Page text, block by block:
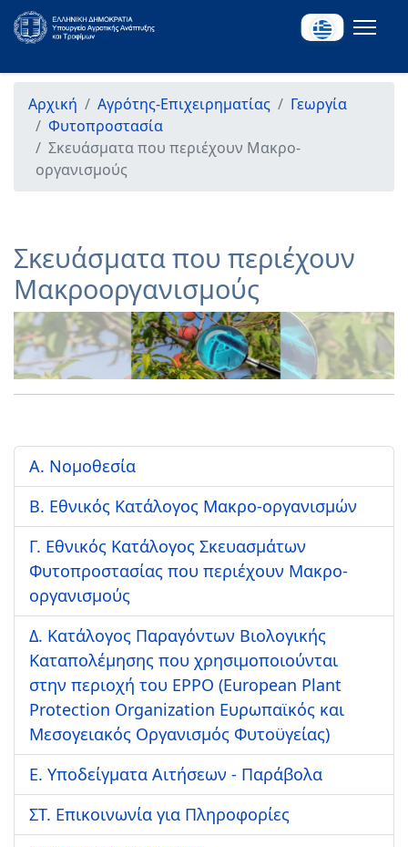
Αρχική Αγρότης-Επιχειρηματίας
Γεωργία
Φυτοπροστασία
Σκευάσματα που περιέχουν Μακρο-
οργανισμούς
Σκευάσματα που περιέχουν
Μακροοργανισμούς
Α. Νομοθεσία
Β. Εθνικός Κατάλογος Μακρο-οργανισμών
Γ. Εθνικός Κατάλογος Σκευασμάτων
Φυτοπροστασίας που περιέχουν Μακρο-
οργανισμούς
Δ. Κατάλογος Παραγόντων Βιολογικής
Καταπολέμησης που χρησιμοποιούνται
στην περιοχή του EPPO (European Plant
Protection Organization Ευρωπαϊκός και
Μεσογειακός Οργανισμός Φυτοϋγείας)
Ε. Υποδείγματα Αιτήσεων - Παράβολα
ΣΤ. Επικοινωνία για Πληροφορίες